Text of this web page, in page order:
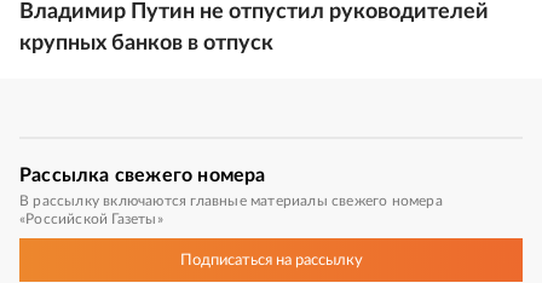
Владимир Путин не отпустил руководителей
крупных банков в отпуск
Рассылка свежего номера
В рассылку включаются главные материалы свежего номера
«Российской Газеты»
Подписатьсяна рассылку